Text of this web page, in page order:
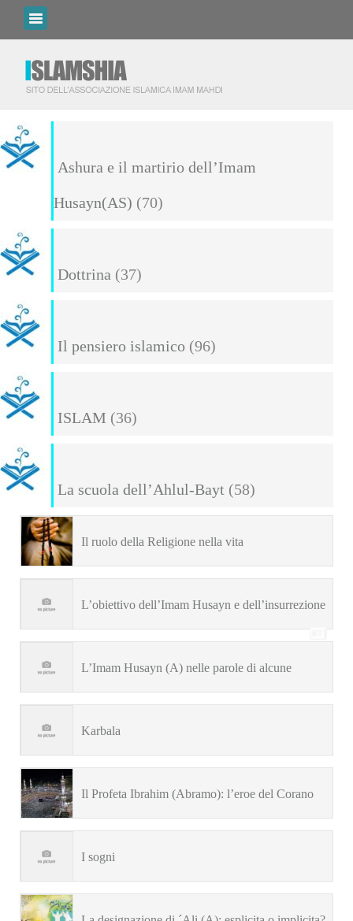
Ashura e il martirio dell’Imam
Husayn(AS) (70)
Dottrina (37)
Il pensiero islamico (96)
ISLAM (36)
La scuola dell’Ahlul-Bayt (58)
Il ruolo della Religione nella vita
L’obiettivo dell’Imam Husayn e dell’insurrezione
L’Imam Husayn (A) nelle parole di alcune
Karbala
Il Profeta Ibrahim (Abramo): l’eroe del Corano
I sogni